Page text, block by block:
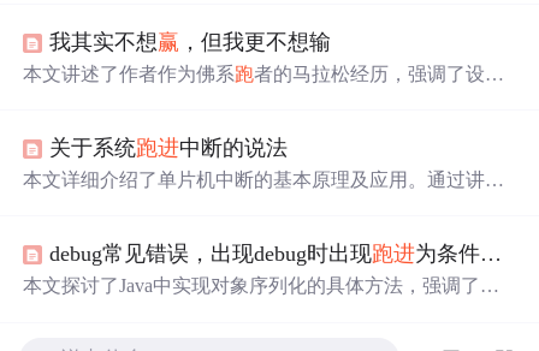
但蕴含典型的文学隐喻手法，属于数字人文与文本情感分
析中的典型微观语料。
我其实不想赢 ，但我更不想输
本文讲述了作者作为佛系跑者的马拉松经历，强调了设定
再战。
关于系统跑进中断的说法
本文详细介绍了单片机中断的基本原理及应用。通过讲解
际运用方法。
debug常见错误，出现debug时出现跑进为条件为false的if语句
本文探讨了Java中实现对象序列化的具体方法，强调了在